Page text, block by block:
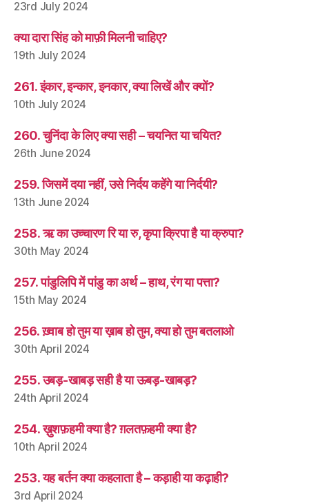
23rd July 2024
क्या दारा सिंह को माफ़ी मिलनी चाहिए?
19th July 2024
261. इंकार, इन्कार, इनकार, क्या लिखें और क्यों?
10th July 2024
260. चुनिंदा के लिए क्या सही – चयनित या चयित?
26th June 2024
259. जिसमें दया नहीं, उसे निर्दय कहेंगे या निर्दयी?
13th June 2024
258. ऋ का उच्चारण रि या रु, कृपा क्रिपा है या क्रुपा?
30th May 2024
257. पांडुलिपि में पांडु का अर्थ – हाथ, रंग या पत्ता?
15th May 2024
256. ख़्वाब हो तुम या ख़ाब हो तुम, क्या हो तुम बतलाओ
30th April 2024
255. उबड़-खाबड़ सही है या ऊबड़-खाबड़?
24th April 2024
254. ख़ुशफ़हमी क्या है? ग़लतफ़हमी क्या है?
10th April 2024
253. यह बर्तन क्या कहलाता है – कड़ाही या कढ़ाही?
3rd April 2024